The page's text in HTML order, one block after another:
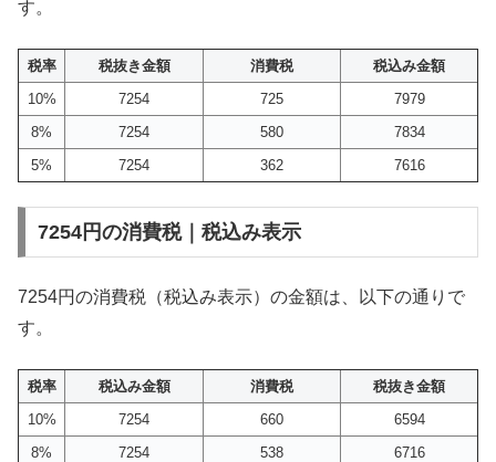
す。
税率 税抜き金額 消費税
税込み金額
10%
7254 725
7979
8%
7254 580
7834
5%
7254 362 7616
7254円の消費税｜税込み表示
7254円の消費税（税込み表示）の金額は、以下の通りで
す。
税率 税込み金額 消費税
税抜き金額
10%
7254 660
6594
8%
7254 538
6716